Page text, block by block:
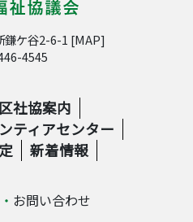
鎌ケ谷2-6-1 [MAP]
4545
社協案内
ティアセンター
新着情報
お問い合わせ